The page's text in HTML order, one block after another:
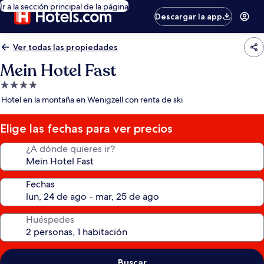
Ir a la sección principal de la página
Descargar la app
Ver todas las propiedades
Mein Hotel Fast
Propiedad
de
estrellas
Hotel en la montaña en Wenigzell con renta de ski
Elige las fechas para ver precios
¿A dónde quieres ir?
Fechas
Huéspedes